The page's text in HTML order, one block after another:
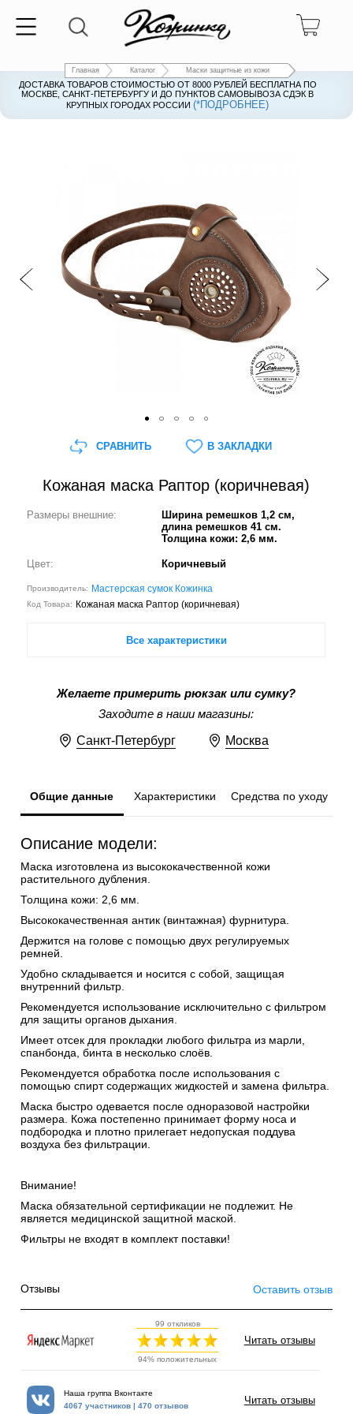
Главная Каталог Маски защитные из кожи
ДОСТАВКА ТОВАРОВ СТОИМОСТЬЮ ОТ 8000 РУБЛЕЙ БЕСПЛАТНА ПО
МОСКВЕ, САНКТ-ПЕТЕРБУРГУ И ДО ПУНКТОВ САМОВЫВОЗА СДЭК В
КРУПНЫХ ГОРОДАХ РОССИИ(*ПОДРОБНЕЕ)
ДОСТАВКА ТОВАРОВ СТОИМОСТЬЮ ОТ 8000 РУБЛЕЙ БЕСПЛАТНА ПО
МОСКВЕ, САНКТ-ПЕТЕРБУРГУ И ДО ПУНКТОВ САМОВЫВОЗА СДЭК В
КРУПНЫХ ГОРОДАХ РОССИИ(*ПОДРОБНЕЕ)
Кожаная маска Раптор (коричневая)
Размеры внешние:
Ширина ремешков 1,2 см,
длина ремешков 41 см.
Толщина кожи: 2,6 мм.
Цвет: Коричневый
Производитель: Мастерская сумок Кожинка
Код Товара: Кожаная маска Раптор (коричневая)
Все характеристики
Желаете примерить рюкзак или сумку?
Заходите в наши магазины:
Санкт-Петербург Москва
СРАВНИТЬ В ЗАКЛАДКИ
Общие данные Характеристики Средства по уходу
Описание модели:
Маска изготовлена из высококачественной кожи
растительного дубления.
Толщина кожи: 2,6 мм.
Высококачественная антик (винтажная) фурнитура.
Держится на голове с помощью двух регулируемых
ремней.
Удобно складывается и носится с собой, защищая
внутренний фильтр.
Рекомендуется использование исключительно с фильтром
для защиты органов дыхания.
Имеет отсек для прокладки любого фильтра из марли,
спанбонда, бинта в несколько слоёв.
Рекомендуется обработка после использования с
помощью спирт содержащих жидкостей и замена фильтра.
Маска быстро одевается после одноразовой настройки
размера. Кожа постепенно принимает форму носа и
подбородка и плотно прилегает недопуская поддува
воздуха без фильтрации.
Внимание!
Маска обязательной сертификации не подлежит. Не
является медицинской защитной маской.
Фильтры не входят в комплект поставки!
Отзывы Оставить отзыв
99 откликов
94% положительных
Читать отзывы
Наша группа Вконтакте
4067 участников | 470 отзывов
Читать отзывы